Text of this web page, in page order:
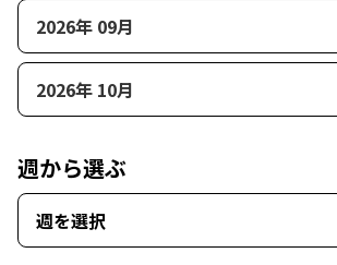
2026年 09月
2026年 10月
週から選ぶ
週を選択